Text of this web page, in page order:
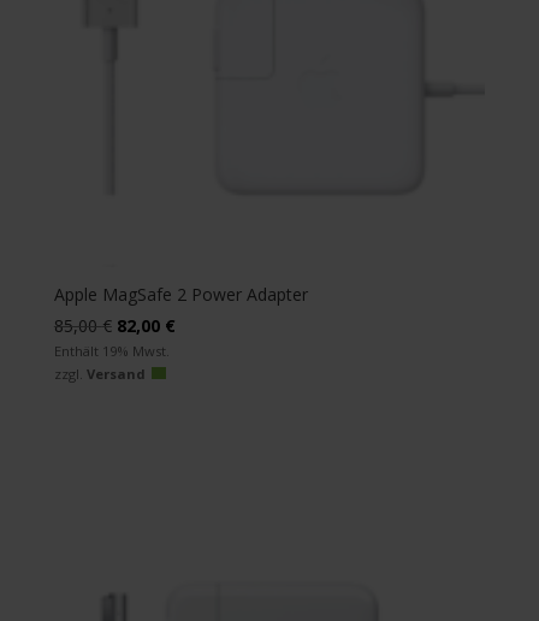
Apple MagSafe 2 Power Adapter
85,00€ Ursprünglicher
Preis
war:
82,00 €Aktueller
Enthält 19% Mwst.
zzgl. Versand